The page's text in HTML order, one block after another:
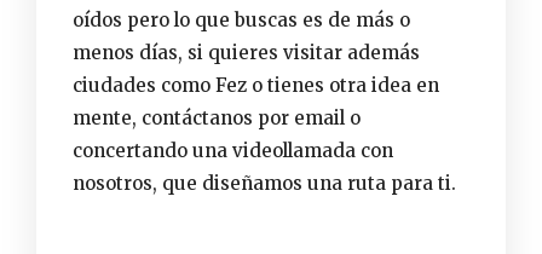
oídos pero lo que buscas es de más o
menos días, si quieres visitar además
ciudades como Fez o tienes otra idea en
mente, contáctanos por email o
concertando una videollamada con
nosotros, que diseñamos una ruta para ti.